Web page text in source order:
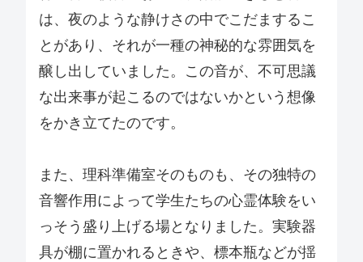
は、夜のような静けさの中でこだまするこ
とがあり、それが一種の神秘的な雰囲気を
醸し出していました。この音が、不可思議
な出来事が起こるのではないかという想像
をかき立てたのです。
また、理科準備室そのものも、その独特の
音響作用によって学生たちの心霊体験をい
っそう盛り上げる場となりました。実験器
具が棚に置かれるときや、標本瓶などが揺